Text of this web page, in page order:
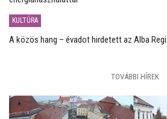
KULTÚRA
A közös hang – évadot hirdetett az Alba
TOVÁBBI HÍREK